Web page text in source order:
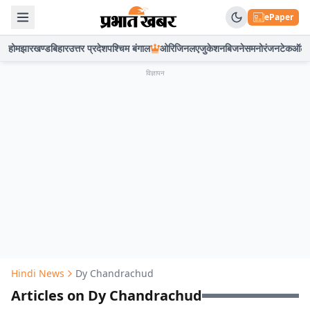
ePaper
होमझारखण्डबिहारउत्तर प्रदेशपश्चिम बंगाल ओरिजिनलएजुकेशनबिजनेसमनोरंजनटेकऑटो
विज्ञापन
Hindi News Dy Chandrachud
Articles on Dy Chandrachud